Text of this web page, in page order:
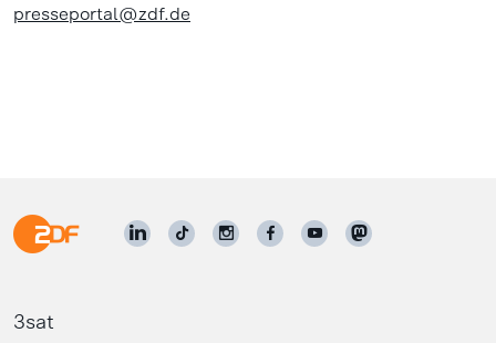
presseportal@zdf.de
3sat